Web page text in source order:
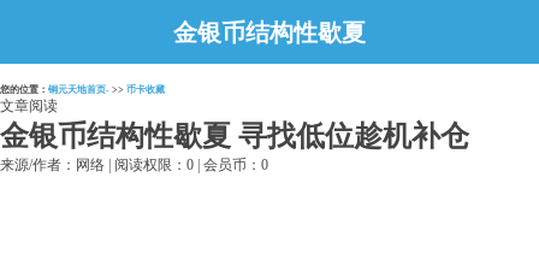
金银币结构性歇夏
寻找低位趁机补仓
您的位置： 铜元天地首页- >> 币卡收藏
文章阅读
金银币结构性歇夏 寻找低位趁机补仓
来源/作者：网络 | 阅读权限：0 | 会员币：0